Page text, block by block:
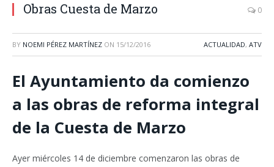
Obras Cuesta de Marzo 0
BY NOEMI PÉREZ MARTÍNEZ ON 15/12/2016 ACTUALIDAD, ATV
El Ayuntamiento da comienzo
a las obras de reforma integral
de la Cuesta de Marzo
Ayer miércoles 14 de diciembre comenzaron las obras de